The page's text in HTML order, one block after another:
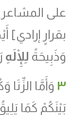
على
بقرارٍ إرادي]
وَذَبِيحَةً لِلْإِلَهِ
٣ وَأَمَّا
بَيْنَكُمْ كَمَا